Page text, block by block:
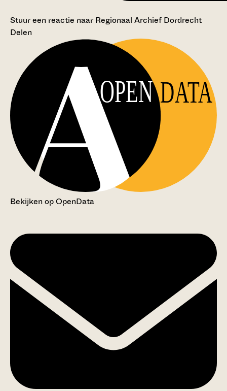
Stuur een reactie naar Regionaal Archief Dordrecht
Delen
OPEN DATA
Bekijken op OpenData